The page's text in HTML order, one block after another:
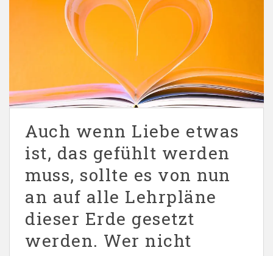
Auch wenn Liebe etwas
ist, das gefühlt werden
muss, sollte es von nun
an auf alle Lehrpläne
dieser Erde gesetzt
werden. Wer nicht